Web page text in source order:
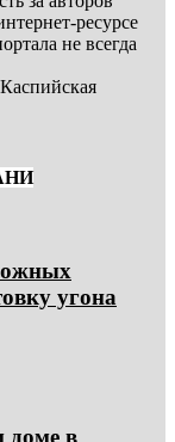
ресурсе
не всегда
угона
доме в